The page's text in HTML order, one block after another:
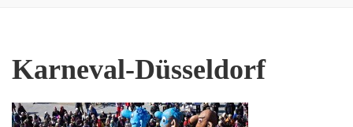
Karneval-Düsseldorf